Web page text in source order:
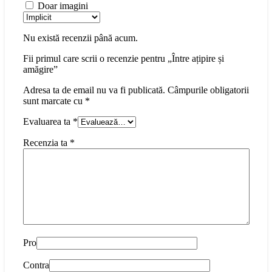
Doar imagini
Nu există recenzii până acum.
Fii primul care scrii o recenzie pentru „Între ațipire și
amăgire”
Adresa ta de email nu va fi publicată. Câmpurile obligatorii
sunt marcate cu *
Evaluarea ta *
Recenzia ta *
Pro
Contra